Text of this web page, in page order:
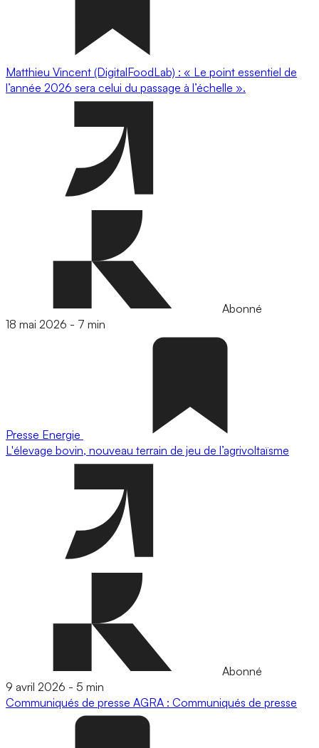
Matthieu Vincent (DigitalFoodLab) : « Le point essentiel de
l’année 2026 sera celui du passage à l’échelle ».
Abonné
18 mai 2026 - 7 min
Presse Energie
L'élevage bovin, nouveau terrain de jeu de l’agrivoltaïsme
Abonné
9 avril 2026 - 5 min
Communiqués de presse AGRA : Communiqués de presse